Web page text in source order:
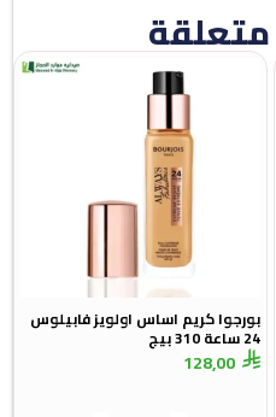
بورجوا كريم اساس اولويز فابيلوس
24 ساعة 310 بيج
128,00